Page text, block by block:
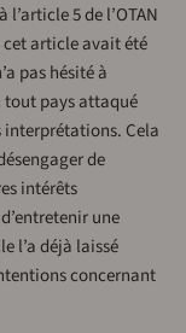
5 de l’OTAN
article avait été
pas hésité à
tout pays attaqué
interprétations. Cela
de
intérêts
une
l’a déjà laissé
concernant